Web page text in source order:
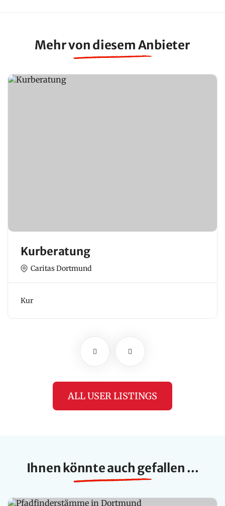
Mehr von diesem Anbieter
Kurberatung
Caritas Dortmund
Kur
ALL USER LISTINGS
Ihnen könnte auch gefallen ...